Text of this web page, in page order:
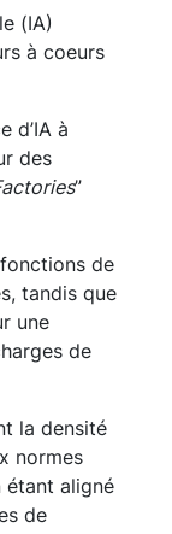
(IA)
à coeurs
d’IA à
des
”
de
tandis que
une
de
la densité
normes
étant aligné
de